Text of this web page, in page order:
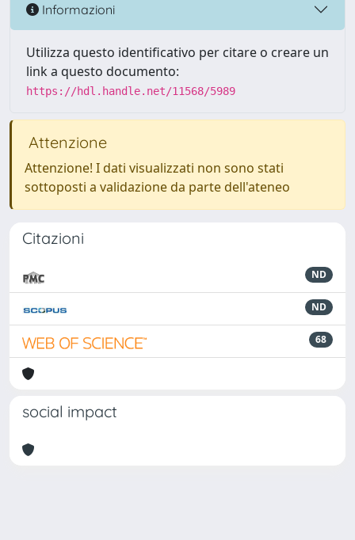
Informazioni
Utilizza questo identificativo per citare o creare un
link a questo documento:
https://hdl.handle.net/11568/5989
Attenzione
Attenzione! I dati visualizzati non sono stati
sottoposti a validazione da parte dell'ateneo
Citazioni
ND
ND
68
social impact